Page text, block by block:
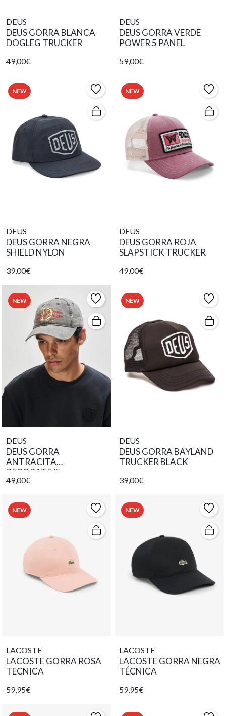
DEUS
DEUS GORRA BLANCA
DOGLEG TRUCKER
49,00€
DEUS
DEUS GORRA VERDE
POWER 5 PANEL
59,00€
NEW
DEUS
DEUS GORRA NEGRA
SHIELD NYLON
39,00€
NEW
DEUS
DEUS GORRA ROJA
SLAPSTICK TRUCKER
49,00€
NEW
DEUS
DEUS GORRA
ANTRACITA
DECORATIVE
49,00€
NEW
DEUS
DEUS GORRA BAYLAND
TRUCKER BLACK
39,00€
NEW
LACOSTE
LACOSTE GORRA ROSA
TECNICA
59,95€
NEW
LACOSTE
LACOSTE GORRA NEGRA
TÉCNICA
59,95€